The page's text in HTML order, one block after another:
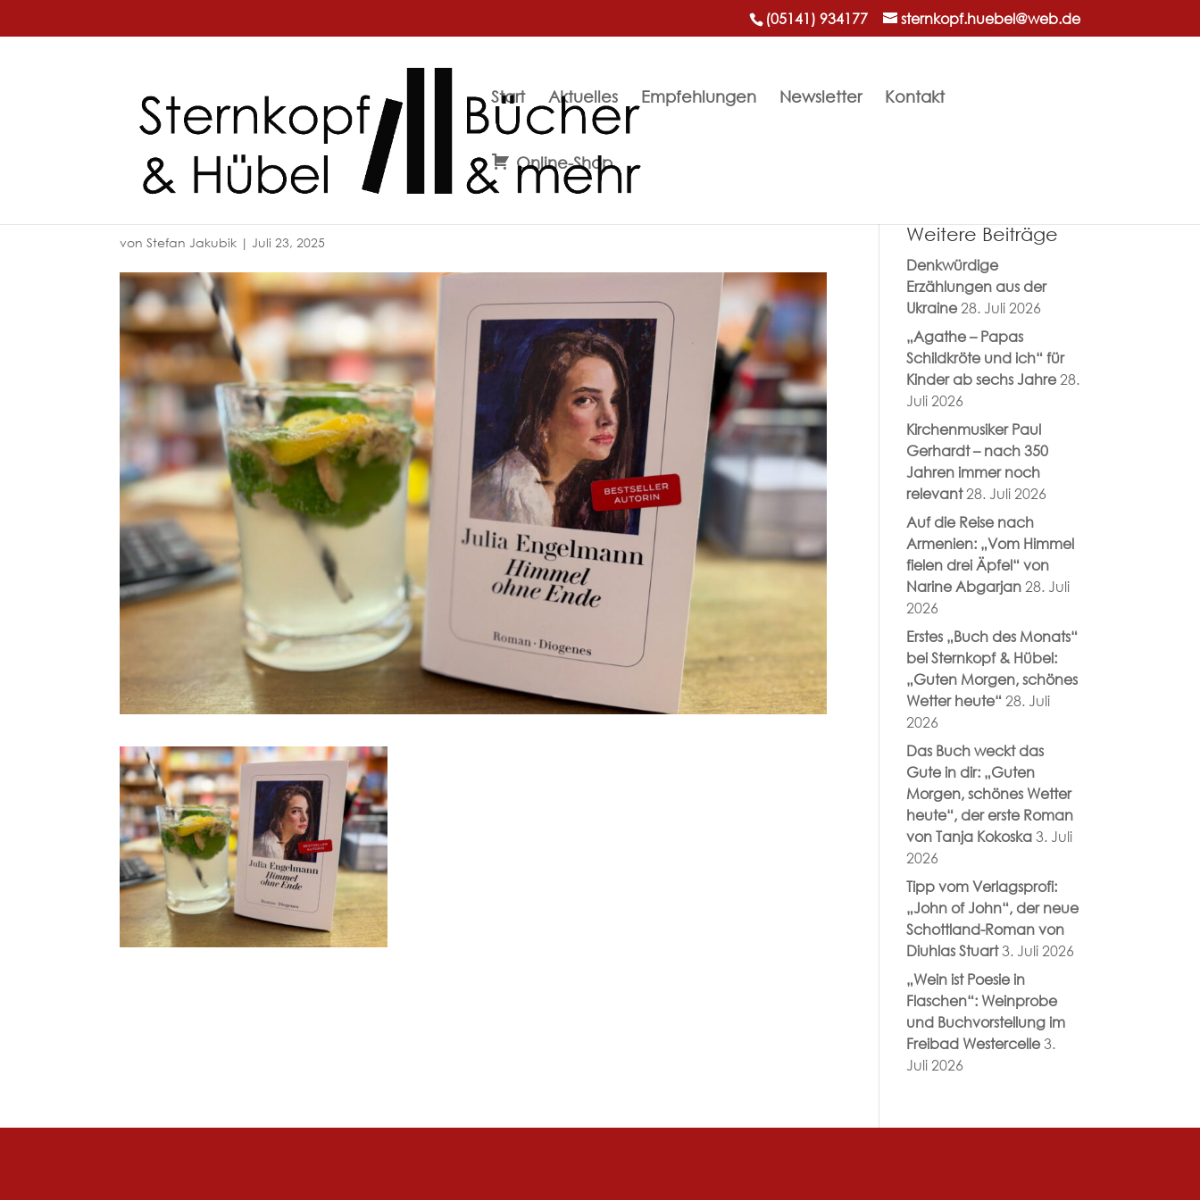
(05141) 934177 sternkopf.huebel@web.de
Start Aktuelles Empfehlungen Newsletter Kontakt
Online-Shop
vonStefan Jakubik |Juli 23, 2025 Weitere Beiträge
Denkwürdige
Erzählungen aus der
Ukraine28. Juli 2026
„Agathe – Papas
Schildkröte und ich“ für
Kinder ab sechs Jahre28.
Juli 2026
Kirchenmusiker Paul
Gerhardt – nach 350
Jahren immer noch
relevant28. Juli 2026
Auf die Reise nach
Armenien: „Vom Himmel
fielen drei Äpfel“ von
Narine Abgarjan28. Juli
2026
Erstes „Buch des Monats“
bei Sternkopf & Hübel:
„Guten Morgen, schönes
Wetter heute“ 28. Juli
2026
Das Buch weckt das
Gute in dir: „Guten
Morgen, schönes Wetter
heute“, der erste Roman
von Tanja Kokoska3. Juli
2026
Tipp vom Verlagsprofi:
„John of John“, der neue
Schottland-Roman von
Diuhlas Stuart3. Juli 2026
„Wein ist Poesie in
Flaschen“: Weinprobe
und Buchvorstellung im
Freibad Westercelle3.
Juli 2026